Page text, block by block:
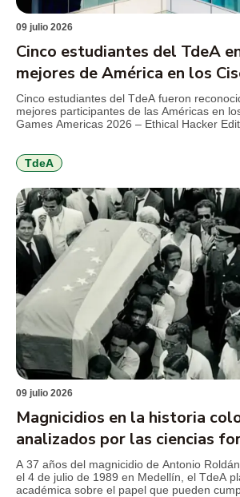
09 julio 2026
Cinco estudiantes del TdeA
mejores de América en los
Games 2026
Cinco estudiantes del TdeA fueron
mejores participantes de las Américas en
Games Americas 2026 – Ethical Hacker
ciberseguridad, hacking ético y resolución
técnicos. El […]
TdeA
09 julio 2026
Magnicidios en la historia
analizados por las ciencias
TdeA
A 37 años del magnicidio de Antonio
el 4 de julio de 1989 en Medellín, el TdeA
académica sobre el papel que pueden